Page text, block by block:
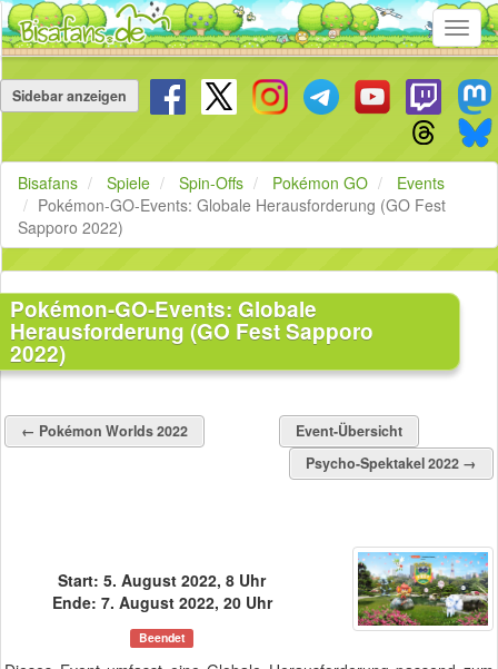
überspringen
Sidebar anzeigen
Bisafans Spiele Spin-Offs Pokémon GO
Events
Pokémon-GO-Events: Globale Herausforderung (GO Fest
Sapporo 2022)
Pokémon-GO-Events: Globale
Herausforderung (GO Fest Sapporo
2022)
← Pokémon Worlds 2022
Event-Übersicht
Psycho-Spektakel 2022 →
Start: 5. August 2022, 8 Uhr
Ende: 7. August 2022, 20 Uhr
Beendet